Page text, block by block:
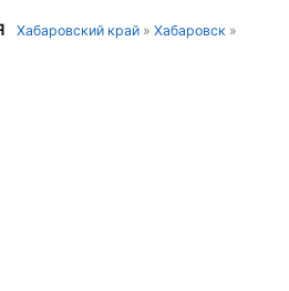
Хабаровский край » Хабаровск »